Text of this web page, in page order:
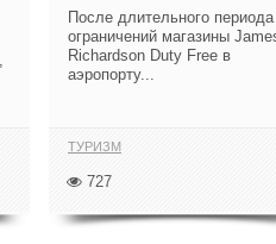
После длительного периода
ограничений магазины
Richardson Duty Free в
аэропорту...
ТУРИЗМ
727